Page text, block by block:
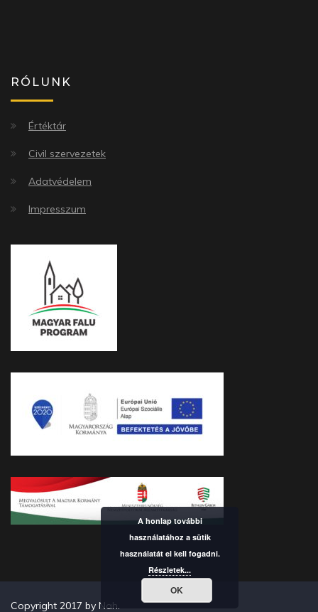
RÓLUNK
Értéktár
Civil szervezetek
Adatvédelem
Impresszum
Copyright 2017 by Nah.
A honlap további
használatához a sütik
használatát el kell fogadni.
Részletek...
OK